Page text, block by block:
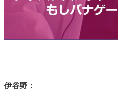
伊谷野：